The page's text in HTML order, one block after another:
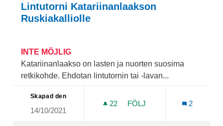
Lintutorni Katariinanlaakson
Ruskiakalliolle
INTE MÖJLIG
Katariinanlaakso on lasten ja nuorten suosima
retkikohde. Ehdotan lintutornin tai -lavan...
Skapad den
14/10/2021
22 22 FÖLJARE
FÖLJ
2